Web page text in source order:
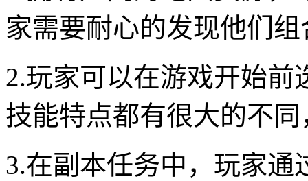
家需要耐心的发现他们
2.玩家可以在游戏开始
技能特点都有很大的不
3.在副本任务中，玩家